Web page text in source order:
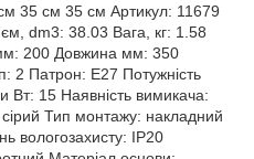
мм: 350 Кількість ламп: 2 Патрон: E27 Потужність мережі: 220В Потужність лампи Вт: 15 Наявність вимикача: без вимикача Основний колір: сірий Тип монтажу: